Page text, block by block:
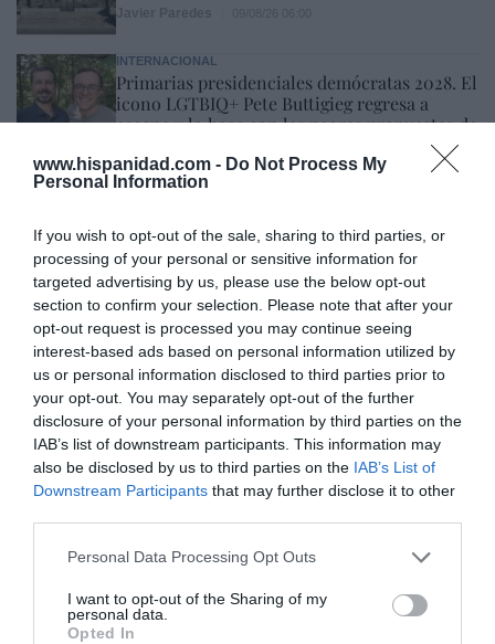
www.hispanidad.com - Do Not Process My
Personal Information
If you wish to opt-out of the sale, sharing to third parties, or
processing of your personal or sensitive information for
targeted advertising by us, please use the below opt-out
section to confirm your selection. Please note that after your
opt-out request is processed you may continue seeing
interest-based ads based on personal information utilized by
us or personal information disclosed to third parties prior to
your opt-out. You may separately opt-out of the further
disclosure of your personal information by third parties on the
IAB’s list of downstream participants. This information may
also be disclosed by us to third parties on the IAB’s List of
Downstream Participants that may further disclose it to other
Personal Data Processing Opt Outs
I want to opt-out of the Sharing of my
personal data.
Opted In
INTERNACIONAL
Primarias presidenciales demócratas 2028. El
icono LGTBIQ+ Pete Buttigieg regresa a
escena y lo hace con las peores propuestas de
Ignacio Aguirre 09/08/26 06:00
Marcelo Gullo: “El trabajo de desmitificar la
historia, de poner la verdadera, de
desmontar la falsificación, es un trabajo
cristiano"
por Hispanidad
Artículos anteriores
DIARIO DE LA CORRUPCIÓN SANCHISTA
Diario de la corrupción sanchista. Hazte
Oír se manifiesta delante de La Mareta:
“Pedro Sánchez es un criminal”
por Redacción